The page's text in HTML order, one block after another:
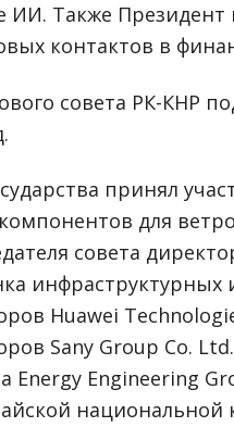
ИИ. Также Президент
контактов в
совета РК-КНР
принял
для
совета
Huawei
Sany Group Co.
Energy Engineering